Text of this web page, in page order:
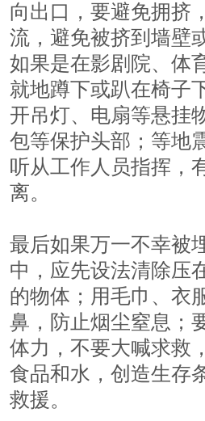
向出口，要避免拥挤
流，避免被挤到墙壁
如果是在影剧院、体
就地蹲下或趴在椅子
开吊灯、电扇等悬挂
包等保护头部；等地
听从工作人员指挥，
离。
最后如果万一不幸被
中，应先设法清除压
的物体；用毛巾、衣
鼻，防止烟尘窒息；
体力，不要大喊求救
食品和水，创造生存
救援。